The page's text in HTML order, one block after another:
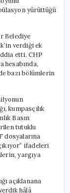
yürüttüğü
Belediye
verdiği ek
etti. CHP
hesabında,
bazı bölümlerin
kumpasçılık
Basın
tutuklu
dosyalarına
ifadeleri
yargıya
açıklanana
hâlâ